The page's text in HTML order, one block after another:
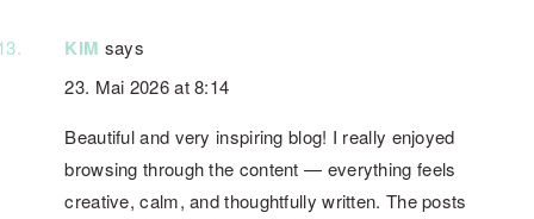
KIM says
23. Mai 2026 at 8:14
Beautiful and very inspiring blog! I really enjoyed
browsing through the content — everything feels
creative, calm, and thoughtfully written. The posts